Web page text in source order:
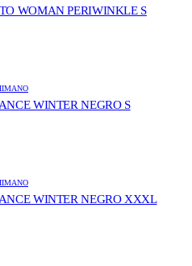
WOMAN PERIWINKLE S
WINTER NEGRO S
WINTER NEGRO XXXL